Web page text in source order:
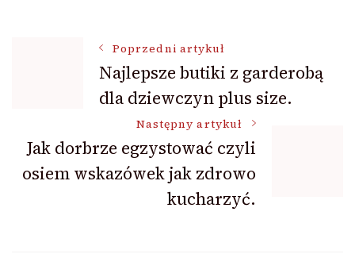
Nawigacja
wpisu
Poprzedni artykuł
Najlepsze butiki z garderobą
dla dziewczyn plus size.
Następny artykuł
Jak dorbrze egzystować czyli
osiem wskazówek jak zdrowo
kucharzyć.